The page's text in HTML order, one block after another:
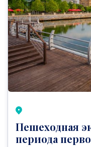
Пешеходная
периода